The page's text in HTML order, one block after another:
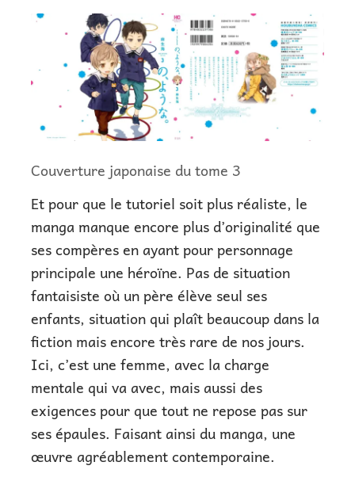
Couverture japonaise du tome 3
Et pour que le tutoriel soit plus réaliste, le
manga manque encore plus d’originalité que
ses compères en ayant pour personnage
principale une héroïne. Pas de situation
fantaisiste où un père élève seul ses
enfants, situation qui plaît beaucoup dans la
fiction mais encore très rare de nos jours.
Ici, c’est une femme, avec la charge
mentale qui va avec, mais aussi des
exigences pour que tout ne repose pas sur
ses épaules. Faisant ainsi du manga, une
œuvre agréablement contemporaine.